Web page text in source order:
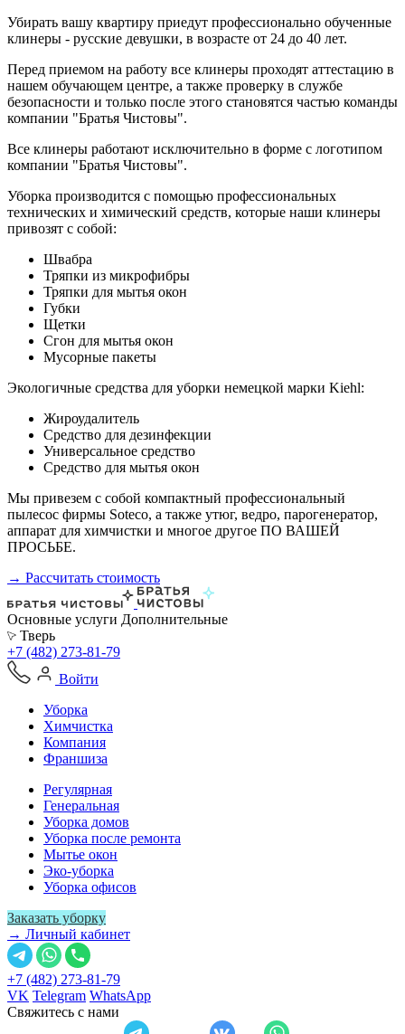
Убирать вашу квартиру приедут профессионально обученные
клинеры - русские девушки, в возрасте от 24 до 40 лет.
Перед приемом на работу все клинеры проходят аттестацию в
нашем обучающем центре, а также проверку в службе
безопасности и только после этого становятся частью команды
компании "Братья Чистовы".
Все клинеры работают исключительно в форме с логотипом
компании "Братья Чистовы".
Уборка производится с помощью профессиональных
технических и химический средств, которые наши клинеры
привозят с собой:
Швабра
Тряпки из микрофибры
Тряпки для мытья окон
Губки
Щетки
Сгон для мытья окон
Мусорные пакеты
Экологичные средства для уборки немецкой марки Kiehl:
Жироудалитель
Средство для дезинфекции
Универсальное средство
Средство для мытья окон
Мы привезем с собой компактный профессиональный
пылесос фирмы Soteco, а также утюг, ведро, парогенератор,
аппарат для химчистки и многое другое ПО ВАШЕЙ
ПРОСЬБЕ.
→ Рассчитать стоимость
Основные услуги Дополнительные
Тверь
+7 (482) 273-81-79
Войти
Уборка
Химчистка
Компания
Франшиза
Регулярная
Генеральная
Уборка домов
Уборка после ремонта
Мытье окон
Эко-уборка
Уборка офисов
Заказать уборку
→ Личный кабинет
+7 (482) 273-81-79
VK Telegram WhatsApp
Свяжитесь с нами